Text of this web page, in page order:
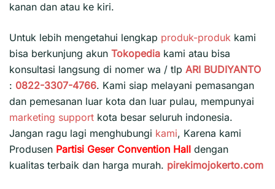
kanan dan atau ke kiri.
Untuk lebih mengetahui lengkap produk-produk kami
bisa berkunjung akun Tokopedia kami atau bisa
konsultasi langsung di nomer wa / tlp ARI BUDIYANTO
: 0822-3307-4766. Kami siap melayani pemasangan
dan pemesanan luar kota dan luar pulau, mempunyai
marketing support kota besar seluruh indonesia.
Jangan ragu lagi menghubungi kami, Karena kami
Produsen Partisi Geser Convention Hall dengan
kualitas terbaik dan harga murah. pirekimojokerto.com